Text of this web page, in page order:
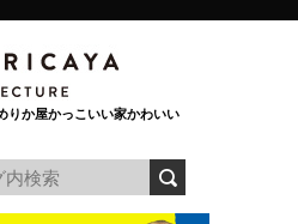
りか屋かっこいい家かわいい